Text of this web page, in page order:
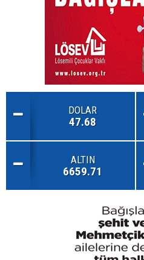
DOLAR
47.68
ALTIN
6659.71